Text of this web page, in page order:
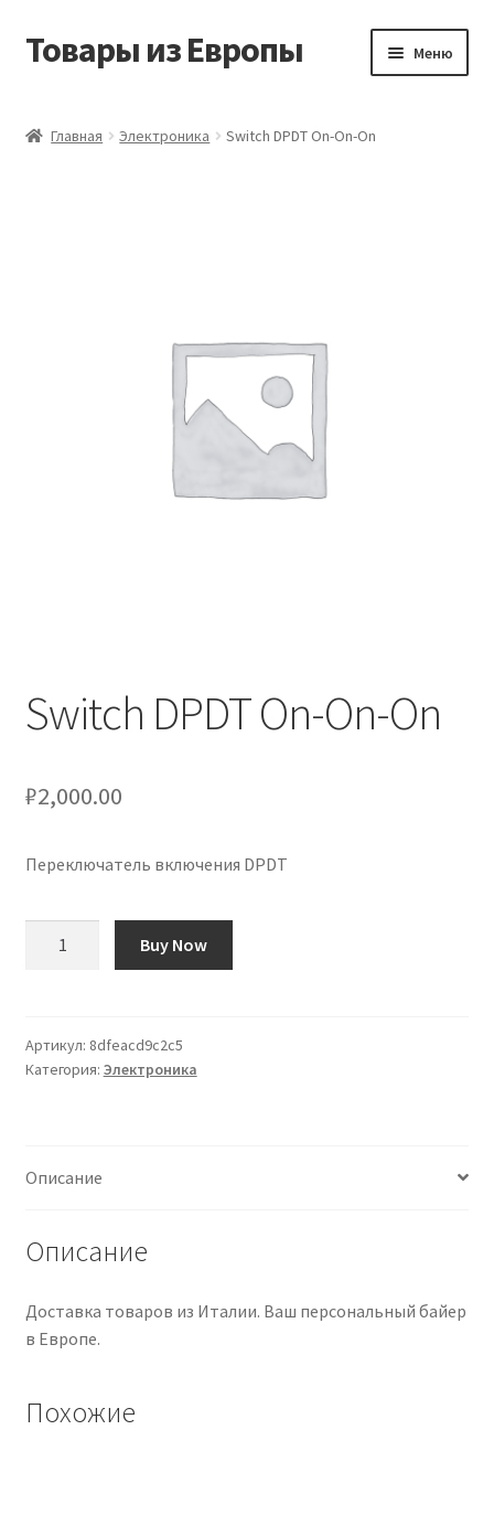
Перейти
Перейти
Товары из Европы Меню
Сотрудничество
Главная Электроника Switch DPDT On-On-On
Switch DPDT On-On-On
₽2,000.00
Переключатель включения DPDT
On-
On-
Buy Now
Артикул: 8dfeacd9c2c5
Категория: Электроника
Описание
Описание
Доставка товаров из Италии. Ваш персональный байер
в Европе.
Похожие